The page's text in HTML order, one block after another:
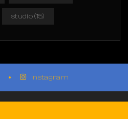
studio(15)
instagram